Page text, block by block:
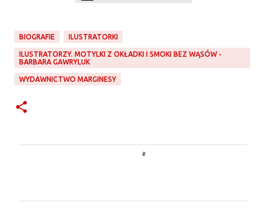
BIOGRAFIE ILUSTRATORKI
ILUSTRATORZY. MOTYLKI Z OKŁADKI I SMOKI BEZ WĄSÓW -
BARBARA GAWRYLUK
WYDAWNICTWO MARGINESY